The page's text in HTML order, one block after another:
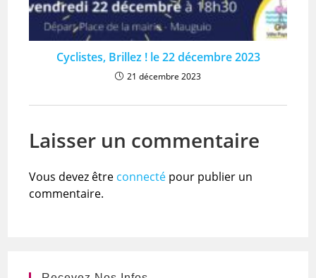
Cyclistes, Brillez ! le 22 décembre 2023
21 décembre 2023
Laisser un commentaire
Vous devez être connecté pour publier un
commentaire.